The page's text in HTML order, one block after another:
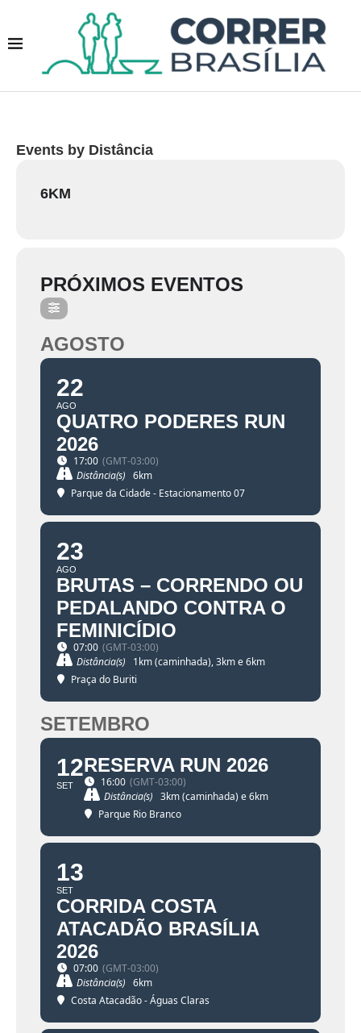
Events by Distância
6KM
PRÓXIMOS EVENTOS
AGOSTO
22
AGO
QUATRO PODERES RUN
2026
17:00 (GMT-03:00)
Distância(s) 6km
Parque da Cidade - Estacionamento 07
23
AGO
BRUTAS – CORRENDO OU
PEDALANDO CONTRA O
FEMINICÍDIO
07:00 (GMT-03:00)
Distância(s)
1km (caminhada), 3km e 6km
Praça do Buriti
SETEMBRO
12
SET
RESERVA RUN 2026
16:00 (GMT-03:00)
Distância(s) 3km (caminhada) e 6km
Parque Rio Branco
13
SET
CORRIDA COSTA
ATACADÃO BRASÍLIA
2026
07:00 (GMT-03:00)
Distância(s) 6km
Costa Atacadão - Águas Claras